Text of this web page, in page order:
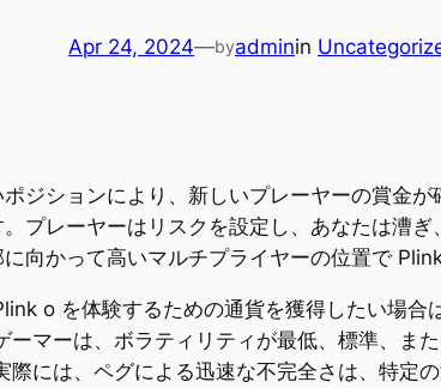
Apr 24, 2024—byadminin
ポジションにより、新しいプレーヤーの賞金
。プレーヤーはリスクを設定し、あなたは漕
向かって高いマルチプライヤーの位置で
o を体験するための通貨を獲得したい場合
ーマーは、ボラティリティが最低、標準、ま
際には、ペグによる迅速な不完全さは、特定